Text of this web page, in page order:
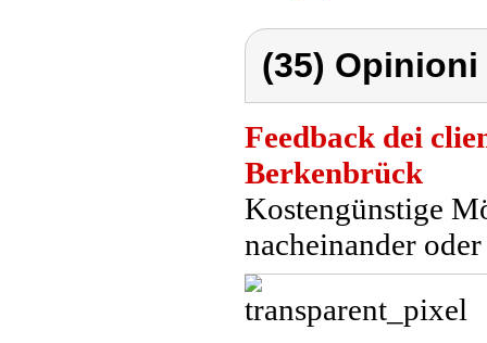
(35)
Feedback dei
Berkenbrück
Kostengünstige
nacheinander